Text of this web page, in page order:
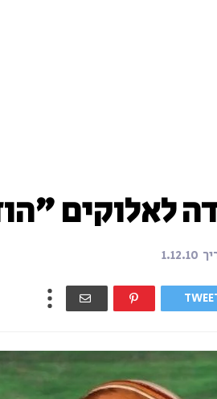
לאלוקים
1.12.10